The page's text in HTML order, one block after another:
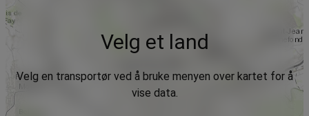
Velg et land
Velg en transportør ved å bruke menyen over kartet for å
vise data.